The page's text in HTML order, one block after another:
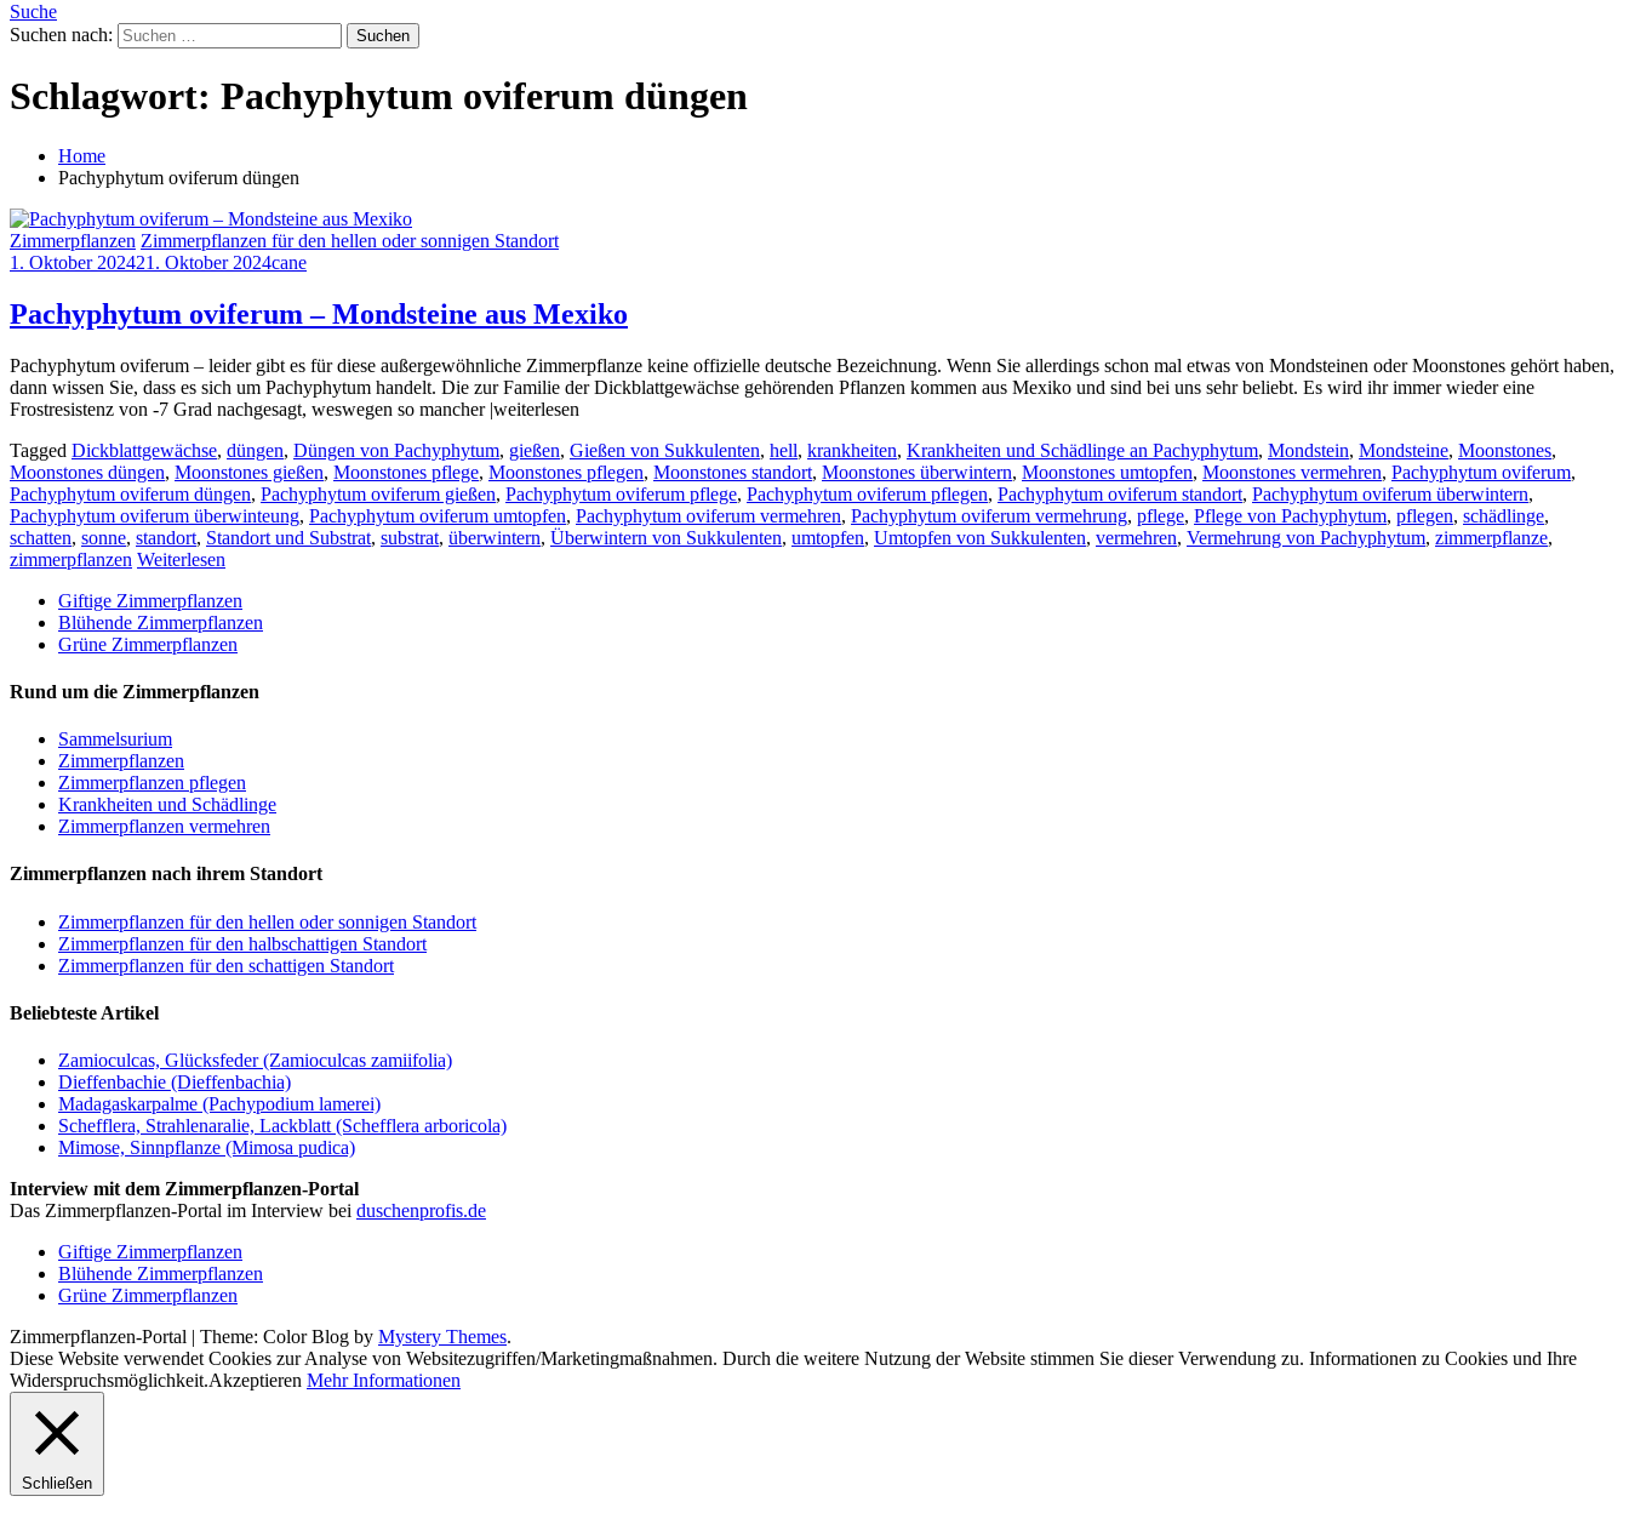
Suche
Suchen nach:
Schlagwort: Pachyphytum oviferum düngen
Home
Pachyphytum oviferum düngen
Zimmerpflanzen Zimmerpflanzen für den hellen oder sonnigen Standort
1. Oktober 202421. Oktober 2024cane
Pachyphytum oviferum – Mondsteine aus Mexiko
Pachyphytum oviferum – leider gibt es für diese außergewöhnliche Zimmerpflanze keine offizielle deutsche Bezeichnung. Wenn Sie allerdings schon mal etwas von Mondsteinen oder Moonstones gehört haben,
dann wissen Sie, dass es sich um Pachyphytum handelt. Die zur Familie der Dickblattgewächse gehörenden Pflanzen kommen aus Mexiko und sind bei uns sehr beliebt. Es wird ihr immer wieder eine
Frostresistenz von -7 Grad nachgesagt, weswegen so mancher |weiterlesen
Tagged Dickblattgewächse, düngen, Düngen von Pachyphytum, gießen, Gießen von Sukkulenten, hell, krankheiten, Krankheiten und Schädlinge an Pachyphytum, Mondstein, Mondsteine, Moonstones,
Moonstones düngen, Moonstones gießen, Moonstones pflege, Moonstones pflegen, Moonstones standort, Moonstones überwintern, Moonstones umtopfen, Moonstones vermehren, Pachyphytum oviferum,
Pachyphytum oviferum düngen, Pachyphytum oviferum gießen, Pachyphytum oviferum pflege, Pachyphytum oviferum pflegen, Pachyphytum oviferum standort, Pachyphytum oviferum überwintern,
Pachyphytum oviferum überwinteung, Pachyphytum oviferum umtopfen, Pachyphytum oviferum vermehren, Pachyphytum oviferum vermehrung, pflege, Pflege von Pachyphytum, pflegen, schädlinge,
schatten, sonne, standort, Standort und Substrat, substrat, überwintern, Überwintern von Sukkulenten, umtopfen, Umtopfen von Sukkulenten, vermehren, Vermehrung von Pachyphytum, zimmerpflanze,
zimmerpflanzen Weiterlesen
Giftige Zimmerpflanzen
Blühende Zimmerpflanzen
Grüne Zimmerpflanzen
Rund um die Zimmerpflanzen
Sam­mel­su­ri­um
Zimmerpflanzen
Zimmerpflanzen pflegen
Krankheiten und Schädlinge
Zimmerpflanzen vermehren
Zimmerpflanzen nach ihrem Standort
Zimmerpflanzen für den hellen oder sonnigen Standort
Zimmerpflanzen für den halbschattigen Standort
Zimmerpflanzen für den schattigen Standort
Beliebteste Artikel
Zamioculcas, Glücksfeder (Zamioculcas zamiifolia)
Dieffenbachie (Dieffenbachia)
Madagaskarpalme (Pachypodium lamerei)
Schefflera, Strahlenaralie, Lackblatt (Schefflera arboricola)
Mimose, Sinnpflanze (Mimosa pudica)
Interview mit dem Zimmerpflanzen-Portal
Das Zimmerpflanzen-Portal im Interview bei duschenprofis.de
Giftige Zimmerpflanzen
Blühende Zimmerpflanzen
Grüne Zimmerpflanzen
Zimmerpflanzen-Portal | Theme: Color Blog by Mystery Themes.
Diese Website verwendet Cookies zur Analyse von Websitezugriffen/Marketingmaßnahmen. Durch die weitere Nutzung der Website stimmen Sie dieser Verwendung zu. Informationen zu Cookies und Ihre
Widerspruchsmöglichkeit.Akzeptieren Mehr Informationen
Schließen